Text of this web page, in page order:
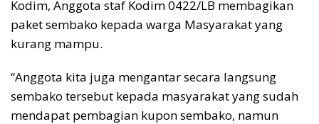
Kodim, Anggota staf Kodim 0422/LB membagikan
paket sembako kepada warga Masyarakat yang
kurang mampu.
“Anggota kita juga mengantar secara langsung
sembako tersebut kepada masyarakat yang sudah
mendapat pembagian kupon sembako, namun